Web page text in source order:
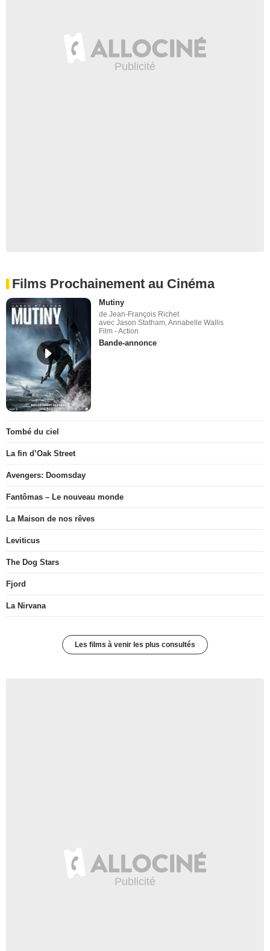
Films Prochainement au Cinéma
Mutiny
de Jean-François Richet
avec Jason Statham, Annabelle Wallis
Film - Action
Bande-annonce
Tombé du ciel
La fin d’Oak Street
Avengers: Doomsday
Fantômas – Le nouveau monde
La Maison de nos rêves
Leviticus
The Dog Stars
Fjord
La Nirvana
Les films à venir les plus consultés